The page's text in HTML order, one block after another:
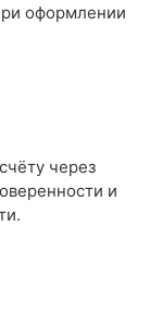
оформлении
через
и